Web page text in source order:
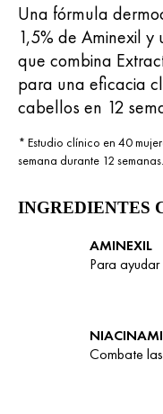
Una fórmula
1,5% de Aminexil y
que combina
para una eficacia
cabellos en 12
* Estudio clínico en 40
semana durante 12 semanas.
INGREDIENTES
AMINEXIL
Para
Combate